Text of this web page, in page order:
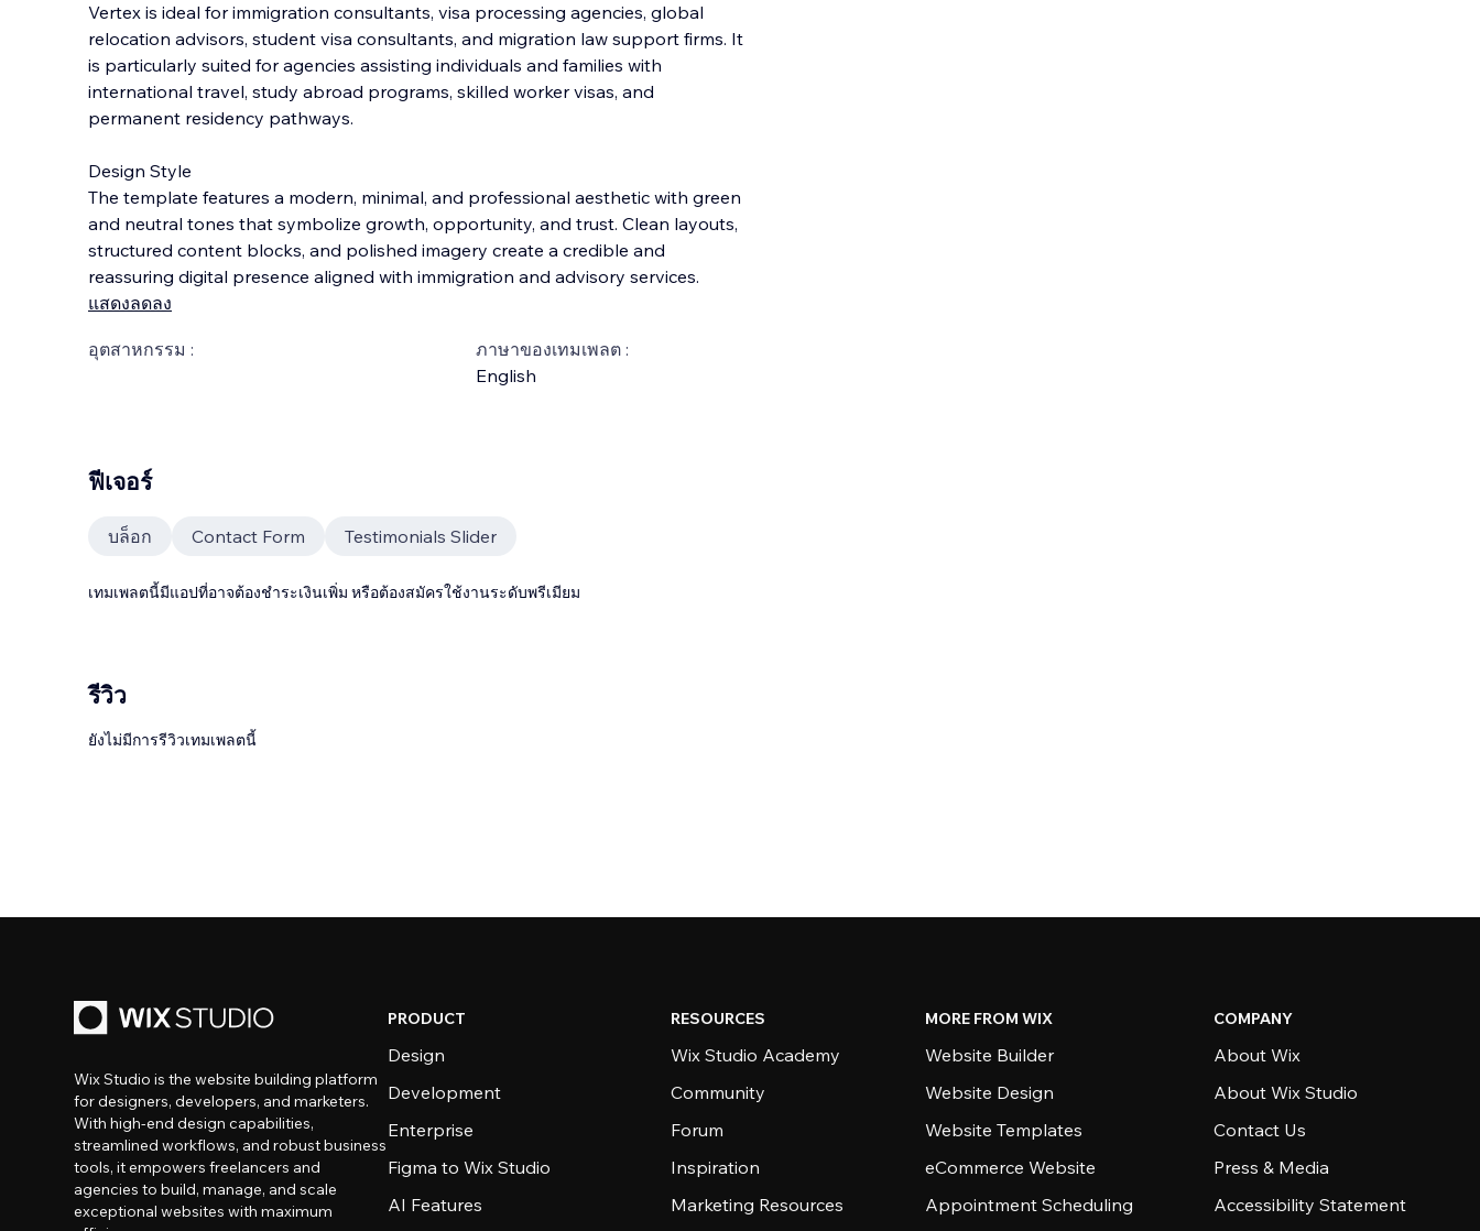
Vertex is ideal for immigration consultants, visa processing agencies, global
relocation advisors, student visa consultants, and migration law support firms. It
is particularly suited for agencies assisting individuals and families with
international travel, study abroad programs, skilled worker visas, and
permanent residency pathways.
Design Style
The template features a modern, minimal, and professional aesthetic with green
and neutral tones that symbolize growth, opportunity, and trust. Clean layouts,
structured content blocks, and polished imagery create a credible and
reassuring digital presence aligned with immigration and advisory services.
แสดงลดลง
อุตสาหกรรม :
ภาษาของเทมเพลต :
English
ฟีเจอร์
บล็อก Contact Form Testimonials Slider
เทมเพลตนี้มีแอปที่อาจต้องชำระเงินเพิ่ม หรือต้องสมัครใช้งานระดับพรีเมียม
รีวิว
ยังไม่มีการรีวิวเทมเพลตนี้
Wix Studio is the website building platform
for designers, developers, and marketers.
With high-end design capabilities,
streamlined workflows, and robust business
tools, it empowers freelancers and
agencies to build, manage, and scale
exceptional websites with maximum
PRODUCT
Design
Development
Enterprise
Figma to Wix Studio
AI Features
RESOURCES
Wix Studio Academy
Community
Forum
Inspiration
Marketing Resources
MORE FROM WIX
Website Builder
Website Design
Website Templates
eCommerce Website
Appointment Scheduling
COMPANY
About Wix
About Wix Studio
Contact Us
Press & Media
Accessibility Statement